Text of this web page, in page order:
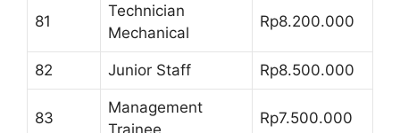
81
Technician
Mechanical
Rp8.200.000
82 Junior Staff Rp8.500.000
83
Management
Trainee
Rp7.500.000